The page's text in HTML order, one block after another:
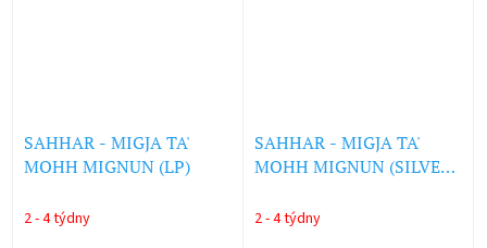
SAHHAR - MIGJA TA'
MOHH MIGNUN (LP)
2 - 4 týdny
SAHHAR - MIGJA TA'
MOHH MIGNUN (SILVER
2 - 4 týdny